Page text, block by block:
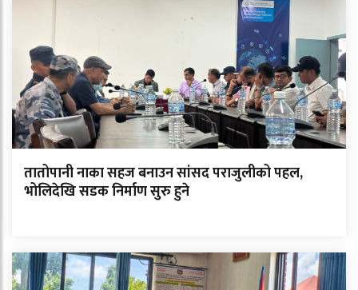
तातोपानी नाका सहज बनाउन सांसद पराजुलीको पहल,
भोलिदेखि सडक निर्माण सुरु हुने